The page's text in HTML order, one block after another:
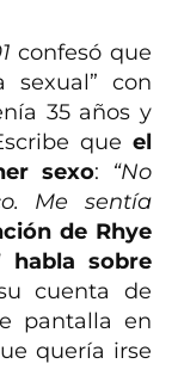
confesó que
sexual” con
35 años y
que el
sexo: “No
Me sentía
de Rhye
habla sobre
cuenta de
pantalla en
quería irse